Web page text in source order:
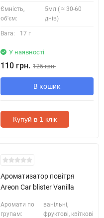
Ємність,
об'єм:
5мл ( ≈ 30-60
днів)
Вага: 17 г
У наявності
110 грн. 125 грн.
В кошик
Купуй в 1 клік
Ароматизатор повітря
Areon Car blister Vanilla
Аромати по
групам:
ванільні,
фруктові, квіткові